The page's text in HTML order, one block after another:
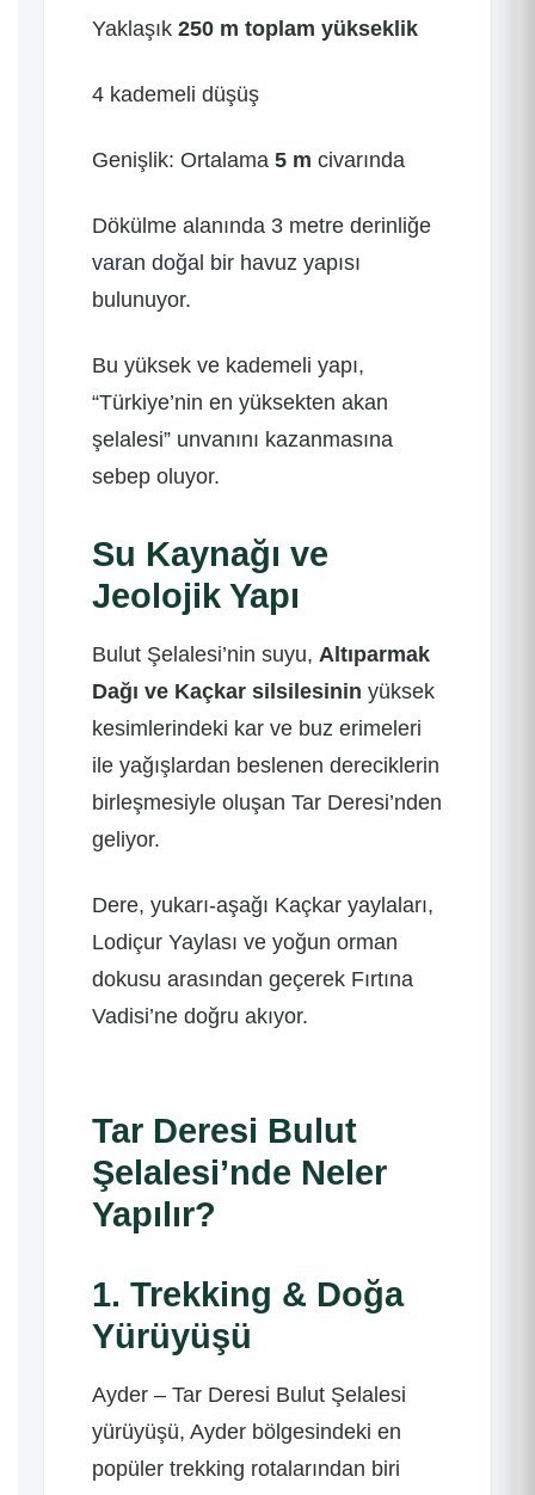
Yaklaşık 250 m toplam yükseklik
4 kademeli düşüş
Genişlik: Ortalama 5 m civarında
Dökülme alanında 3 metre derinliğe
varan doğal bir havuz yapısı
bulunuyor.
Bu yüksek ve kademeli yapı,
“Türkiye’nin en yüksekten akan
şelalesi” unvanını kazanmasına
sebep oluyor.
Su Kaynağı ve
Jeolojik Yapı
Bulut Şelalesi’nin suyu, Altıparmak
Dağı ve Kaçkar silsilesinin yüksek
kesimlerindeki kar ve buz erimeleri
ile yağışlardan beslenen dereciklerin
birleşmesiyle oluşan Tar Deresi’nden
geliyor.
Dere, yukarı-aşağı Kaçkar yaylaları,
Lodiçur Yaylası ve yoğun orman
dokusu arasından geçerek Fırtına
Vadisi’ne doğru akıyor.
Tar Deresi Bulut
Şelalesi’nde Neler
Yapılır?
1. Trekking & Doğa
Yürüyüşü
Ayder – Tar Deresi Bulut Şelalesi
yürüyüşü, Ayder bölgesindeki en
popüler trekking rotalarından biri